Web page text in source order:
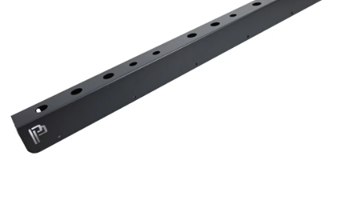
NAŠE SLUŽBY
KONTAKTY